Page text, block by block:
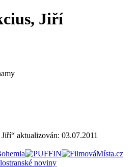
Jiří
aktualizován: 03.07.2011